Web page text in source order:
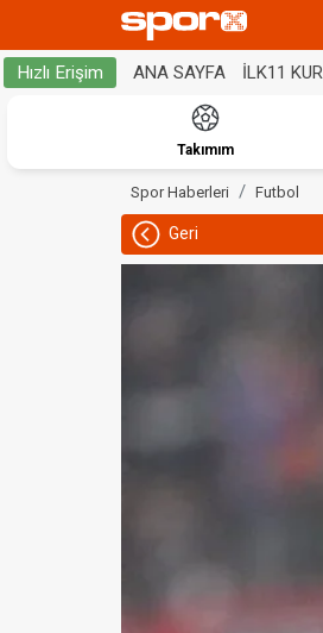
Hızlı Erişim ANA SAYFA İLK11 KUR
Takımım
Spor Haberleri Futbol
Geri